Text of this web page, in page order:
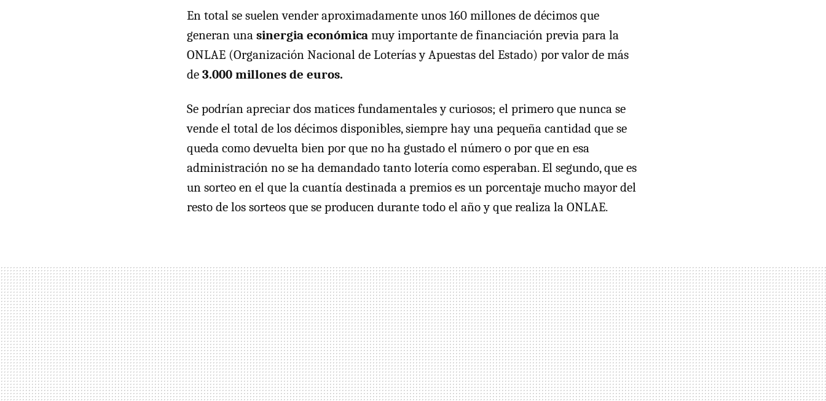
En total se suelen vender aproximadamente unos 160 millones de décimos que
generan una sinergia económica muy importante de financiación previa para la
ONLAE (Organización Nacional de Loterías y Apuestas del Estado) por valor de más
de 3.000 millones de euros.
Se podrían apreciar dos matices fundamentales y curiosos; el primero que nunca se
vende el total de los décimos disponibles, siempre hay una pequeña cantidad que se
queda como devuelta bien por que no ha gustado el número o por que en esa
administración no se ha demandado tanto lotería como esperaban. El segundo, que es
un sorteo en el que la cuantía destinada a premios es un porcentaje mucho mayor del
resto de los sorteos que se producen durante todo el año y que realiza la ONLAE.